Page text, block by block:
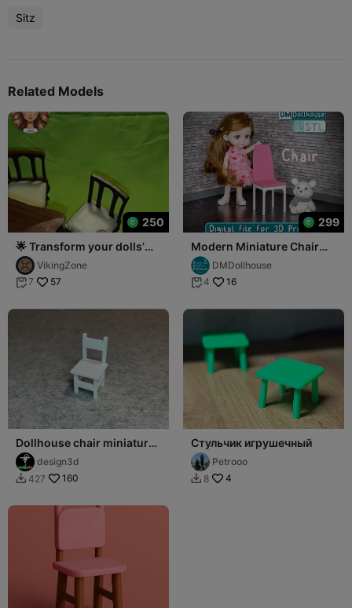
Sitz
Related Models
250
🌟 Transform your dolls’
playtime with this
charming 3D mini
VikingZone
 7 57
299
Modern Miniature Chair
1:12 scale for Dollhouses
DMDollhouse
 4 16
Dollhouse chair miniature
housedesign3d
 427 160
Стульчик игрушечный
Petrooo
 8 4